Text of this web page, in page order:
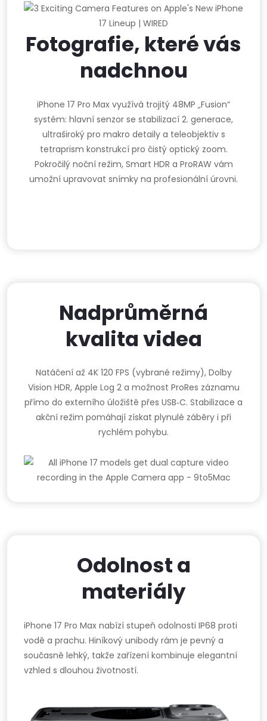
Fotografie, které vás
nadchnou
iPhone 17 Pro Max využívá trojitý 48MP „Fusion“
systém: hlavní senzor se stabilizací 2. generace,
ultraširoký pro makro detaily a teleobjektiv s
tetraprism konstrukcí pro čistý optický zoom.
Pokročilý noční režim, Smart HDR a ProRAW vám
umožní upravovat snímky na profesionální úrovni.
Nadprůměrná
kvalita videa
Natáčení až 4K 120 FPS (vybrané režimy), Dolby
Vision HDR, Apple Log 2 a možnost ProRes záznamu
přímo do externího úložiště přes USB‑C. Stabilizace a
akční režim pomáhají získat plynulé záběry i při
rychlém pohybu.
Odolnost a
materiály
iPhone 17 Pro Max nabízí stupeň odolnosti IP68 proti
vodě a prachu. Hiníkový unibody rám je pevný a
současně lehký, takže zařízení kombinuje elegantní
vzhled s dlouhou životností.